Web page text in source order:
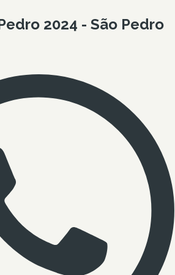
2024 - São Pedro